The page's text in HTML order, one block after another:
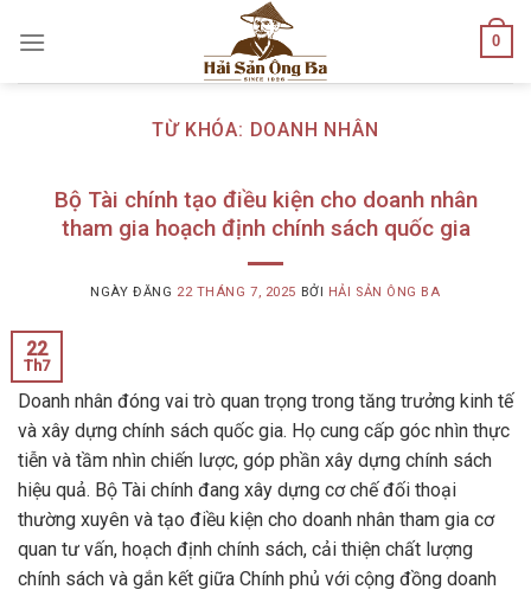
0
TỪ KHÓA: DOANH NHÂN
Bộ Tài chính tạo điều kiện cho doanh nhân
tham gia hoạch định chính sách quốc gia
NGÀY ĐĂNG 22 THÁNG 7, 2025 BỞI HẢI SẢN ÔNG BA
22
Th7
Doanh nhân đóng vai trò quan trọng trong tăng trưởng kinh tế
và xây dựng chính sách quốc gia. Họ cung cấp góc nhìn thực
tiễn và tầm nhìn chiến lược, góp phần xây dựng chính sách
hiệu quả. Bộ Tài chính đang xây dựng cơ chế đối thoại
thường xuyên và tạo điều kiện cho doanh nhân tham gia cơ
quan tư vấn, hoạch định chính sách, cải thiện chất lượng
chính sách và gắn kết giữa Chính phủ với cộng đồng doanh